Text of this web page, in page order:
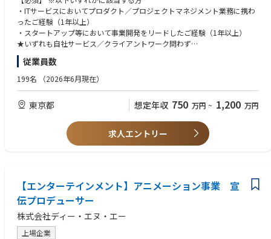
＜ポジションの魅力＞
【「映像×AI×IoT」で市場に革命を起こす事業企画/開発の中核】
・事業全体をリードする「オーナーシップ」が問われるポジション
本ポジションは、単なる開発マネジメントだけではなく、事業全体をリー
ドする役割を期待しています。
自らが描く事業構想が、セーフィーの新たな収益の柱となり、社会のセキ
ュリティの形を塗り替えるダイナミズムを体感できます。
・ドメイン・技術的なバックグラウンド以上に、「ビジネスの構想力」と
「実行力」が活きる
ドメイン・技術の深い知見よりも、「顧客の課題がなにか？市場はどう動
いているか？」「どう収益化し、どうオペレーションを回すか」というビ
ジネス設計力、そしてその構想を現実のものとする推進力とリーダーシッ
経験
映像DXのリーディングカンパニーという強力なアセットを背景に、大きな
裁量とスピード感を持って、新たなセキュリティ事業の創出に挑めます。
を成長させていけるのもやりがいです。
■今後の活躍の場
上司と定期的な1on1を実施し、個々の志向や適性に合わせて多様なキャ
リアパスを描くことが可能です。
当社（forest株式会社）が展開する複数のEC・D2Cブランドの事業運営
に、培った知見を活かして直接携わることも可能です。支援側から「事業
主側」の当事者として、ブランド成長を牽引する役割も目指せます。
4〜5期目の急成長フェーズにあるため、組織づくりや仕組み化に携わり、
将来的には役員・パートナーを目指せる環境です。
③新規事業の立ち上げ
④独立・起業支援
経営層と近い距離でビジネスを学べるため、将来的に独立を視野に入れて
いる方も歓迎します。卒業後のパートナーシップ構築も含め、個人の挑戦
を尊重する文化です。
開始から累計の診療実績が600万件以上と、大きな成長を遂げています。
【アサイン想定】
基本的には選考の中で候補者様のご意向や弊社ニーズを踏まえて決定して
・オンライン診療システム提供サービス
└toC向け診療プラットフォーム担当PdM
└クリニック業務管理システム担当PdM
└toC向け診療予約サービス担当PdM
・新規プロダクト（toC/toB向け）立ち上げ担当PdM
更なるプロダクト成長のためのKGI/KPI再定義
2.プロダクト戦略の立案／実行
プロダクトロードマップの策定／推進
プロダクトバックログの管理（アイテムの追加／優先度の決定など）
・ITサービスにおいてプロダクト／プロジェクトマネジメント業務に携わ
ったご経験（1年以上）
・スタートアップ等において事業開発をリードしたご経験（1年以上）
★いずれも自社サービス／クライアントワーク問わず
★ポジションではなくあくまで業務ベースでの実務経験
【歓迎】
・定量的なデータ分析経験（ツールや言語は問いません）
・ソフトウェアエンジニアリング経験
・ヘルスケア系サービスに携わった経験
【求める人物像】※こんな人と一緒に働きたい
従業員数
199名 （2026年6月現在）
東京都 想定年収 750 万円 ~ 1,200 万円
求人エントリー
【エンターテインメント】アニメーション事業 宣
伝プロデューサー
株式会社ディー・エヌ・エー
上場企業